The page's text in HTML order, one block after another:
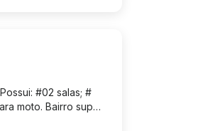
#02 salas; #
moto. Bairro super